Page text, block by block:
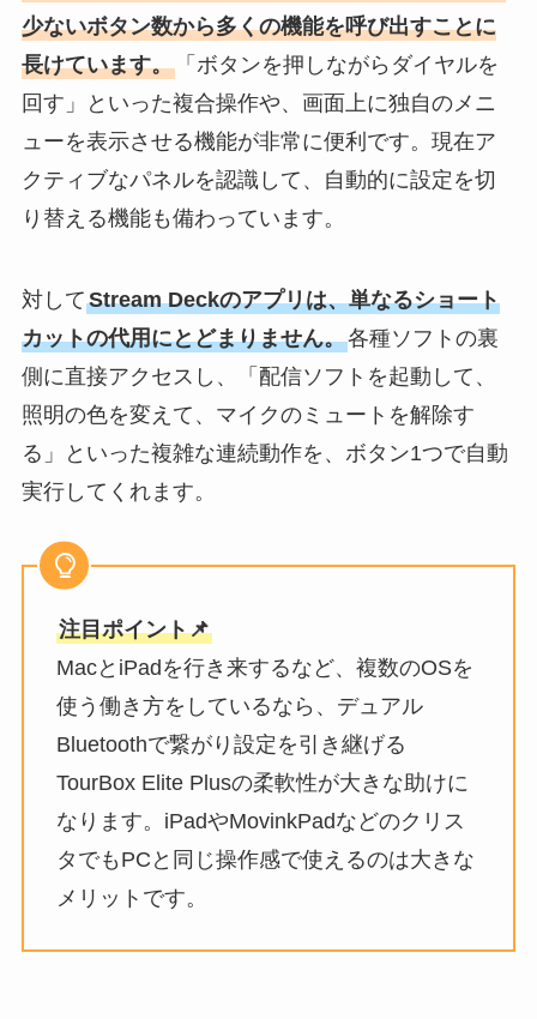
少ないボタン数から多くの機能を呼び出すことに
長けています。「ボタンを押しながらダイヤルを
回す」といった複合操作や、画面上に独自のメニ
ューを表示させる機能が非常に便利です。現在ア
クティブなパネルを認識して、自動的に設定を切
り替える機能も備わっています。
対してStream Deckのアプリは、単なるショート
カットの代用にとどまりません。各種ソフトの裏
側に直接アクセスし、「配信ソフトを起動して、
照明の色を変えて、マイクのミュートを解除す
る」といった複雑な連続動作を、ボタン1つで自動
実行してくれます。
注目ポイント📌
MacとiPadを行き来するなど、複数のOSを
使う働き方をしているなら、デュアル
Bluetoothで繋がり設定を引き継げる
TourBox Elite Plusの柔軟性が大きな助けに
なります。iPadやMovinkPadなどのクリス
タでもPCと同じ操作感で使えるのは大きな
メリットです。